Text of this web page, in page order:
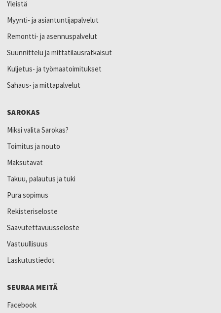
Yleistä
Myynti- ja asiantuntijapalvelut
Remontti- ja asennuspalvelut
Suunnittelu ja mittatilausratkaisut
Kuljetus- ja työmaatoimitukset
Sahaus- ja mittapalvelut
SAROKAS
Miksi valita Sarokas?
Toimitus ja nouto
Maksutavat
Takuu, palautus ja tuki
Pura sopimus
Rekisteriseloste
Saavutettavuusseloste
Vastuullisuus
Laskutustiedot
SEURAA MEITÄ
Facebook